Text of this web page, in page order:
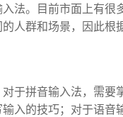
法。目前市面上有很
人群和场景，因此根
于拼音输入法，需要
入的技巧；对于语音